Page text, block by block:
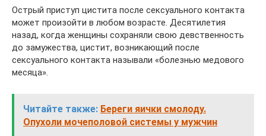
Острый приступ цистита после сексуального контакта
может произойти в любом возрасте. Десятилетия
назад, когда женщины сохраняли свою девственность
до замужества, цистит, возникающий после
сексуального контакта называли «болезнью медового
месяца».
Читайте также: Береги яички смолоду.
Опухоли мочеполовой системы у мужчин